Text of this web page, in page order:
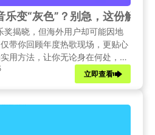
乐变“灰色”？别急，这份解锁
揭晓，但海外用户却可能因地
带你回顾年度热歌现场，更贴心
用方法，让你无论身在何处，都
立即查看